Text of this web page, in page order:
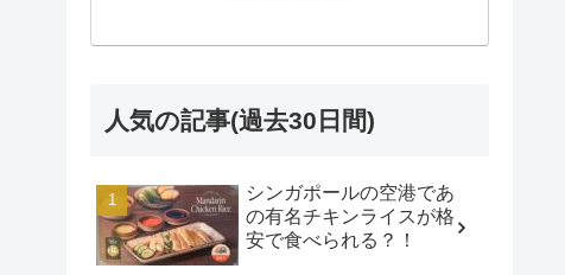
人気の記事(過去30日間)
シンガポールの空港であ
の有名チキンライスが格
安で食べられる？！